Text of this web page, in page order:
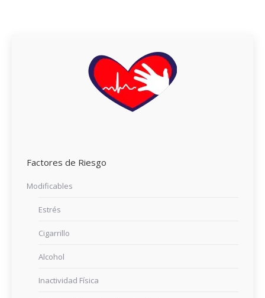
Factores de Riesgo
Modificables
Estrés
Cigarrillo
Alcohol
Inactividad Física